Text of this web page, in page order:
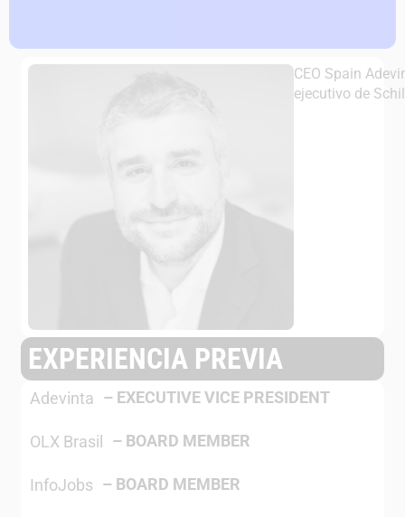
CEO Spain
ejecutivo de
EXPERIENCIA PREVIA
Adevinta – EXECUTIVE VICE PRESIDENT
OLX Brasil – BOARD MEMBER
InfoJobs – BOARD MEMBER